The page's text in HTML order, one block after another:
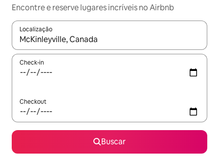
Encontre e reserve lugares incríveis no Airbnb
Localização
Quando os resultados estiverem disponíveis, explore-os
Check-in
Checkout
Buscar